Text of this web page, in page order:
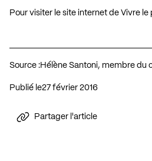
Pour visiter le site internet de Vivre
Source :Hélène Santoni, membre du
Publié le 27 février 2016
Partager l'article